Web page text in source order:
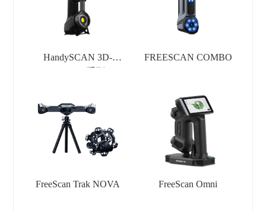
HandySCAN 3D-
FREESCAN COMBO
FreeScan Trak NOVA FreeScan Omni